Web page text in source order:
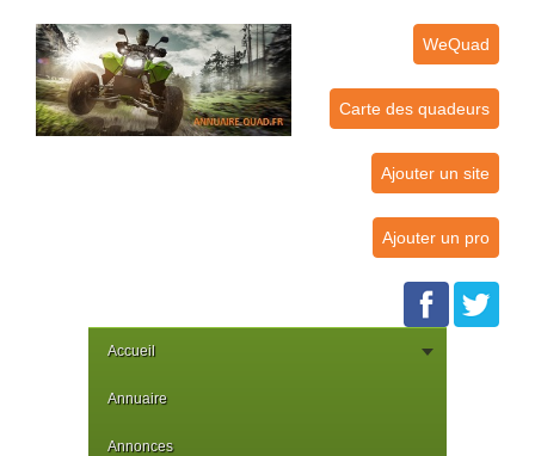
WeQuad
Carte des quadeurs
Ajouter un site
Ajouter un pro
Accueil
Annuaire
Annonces